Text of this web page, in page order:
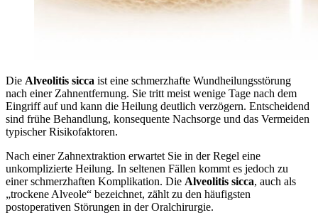
Die Alveolitis sicca ist eine schmerzhafte Wundheilungsstörung
nach einer Zahnentfernung. Sie tritt meist wenige Tage nach dem
Eingriff auf und kann die Heilung deutlich verzögern. Entscheidend
sind frühe Behandlung, konsequente Nachsorge und das Vermeiden
typischer Risikofaktoren.
Nach einer Zahnextraktion erwartet Sie in der Regel eine
unkomplizierte Heilung. In seltenen Fällen kommt es jedoch zu
einer schmerzhaften Komplikation. Die Alveolitis sicca, auch als
„trockene Alveole“ bezeichnet, zählt zu den häufigsten
postoperativen Störungen in der Oralchirurgie.